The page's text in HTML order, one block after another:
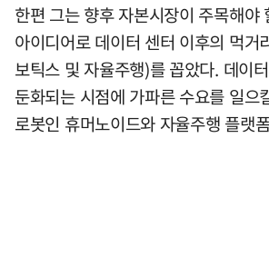
한편 그는 향후 자본시장이 주목해야
아이디어로 데이터 센터 이후의 먹거
보틱스 및 자율주행)를 꼽았다. 데이
둔화되는 시점에 가파른 수요를 일으
로봇인 휴머노이드와 자율주행 플랫